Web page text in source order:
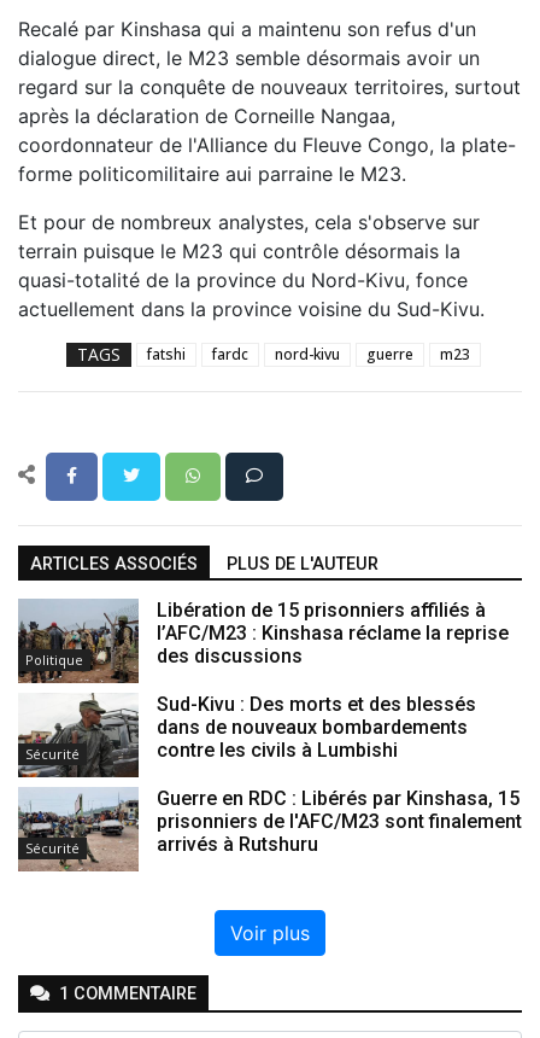
Recalé par Kinshasa qui a maintenu son refus d'un
dialogue direct, le M23 semble désormais avoir un
regard sur la conquête de nouveaux territoires, surtout
après la déclaration de Corneille Nangaa,
coordonnateur de l'Alliance du Fleuve Congo, la plate-
forme politicomilitaire aui parraine le M23.
Et pour de nombreux analystes, cela s'observe sur
terrain puisque le M23 qui contrôle désormais la
quasi-totalité de la province du Nord-Kivu, fonce
actuellement dans la province voisine du Sud-Kivu.
TAGS fatshi fardc nord-kivu guerre m23
ARTICLES ASSOCIÉS PLUS DE L'AUTEUR
Politique
Libération de 15 prisonniers affiliés à
l’AFC/M23 : Kinshasa réclame la reprise
des discussions
Sécurité
Sud-Kivu : Des morts et des blessés
dans de nouveaux bombardements
contre les civils à Lumbishi
Sécurité
Guerre en RDC : Libérés par Kinshasa, 15
prisonniers de l'AFC/M23 sont finalement
arrivés à Rutshuru
Voir plus
1 COMMENTAIRE